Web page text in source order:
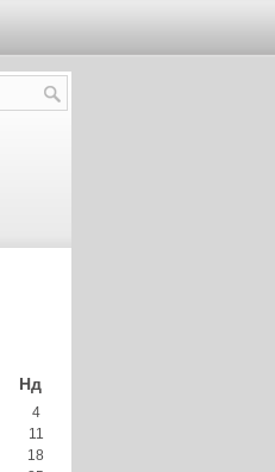
Нд
4
11
18